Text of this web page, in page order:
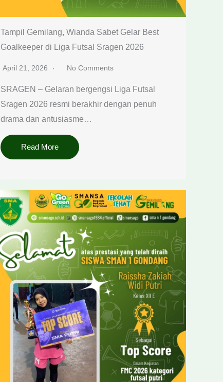
Tampil Gemilang, Wianda Sabet Gelar Best
Goalkeeper di Liga Futsal Sragen 2026
April 21, 2026 No Comments
SRAGEN – Gelaran bergengsi Liga Futsal
Sragen 2026 resmi berakhir dengan penuh
drama dan antusiasme…
Read More